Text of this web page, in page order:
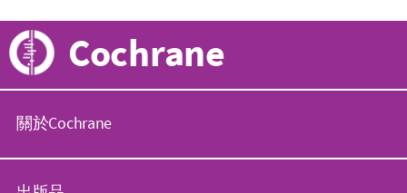
Cochrane
關於Cochrane